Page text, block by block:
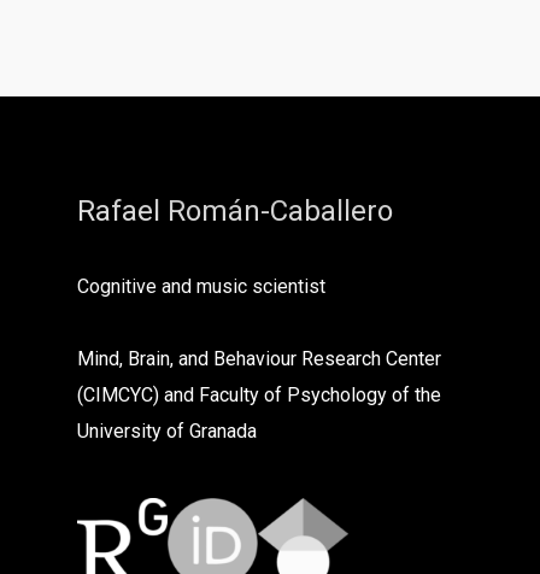
Rafael Román-Caballero
Cognitive and music scientist
Mind, Brain, and Behaviour Research Center
(CIMCYC) and Faculty of Psychology of the
University of Granada